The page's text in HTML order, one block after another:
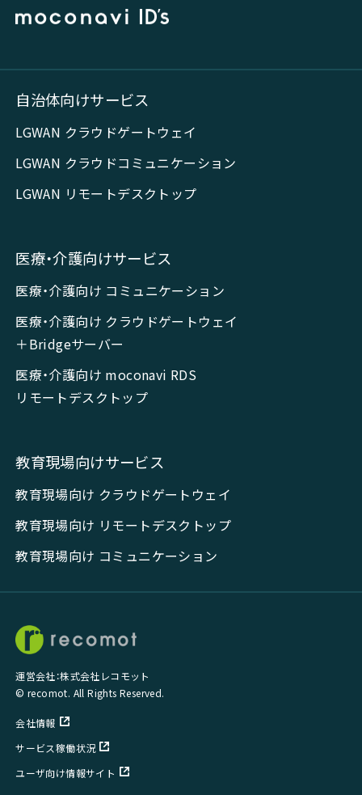
自治体向けサービス
LGWAN クラウドゲートウェイ
LGWAN クラウドコミュニケーション
LGWAN リモートデスクトップ
医療・介護向けサービス
医療・介護向け コミュニケーション
医療・介護向け クラウドゲートウェイ
＋Bridgeサーバー
医療・介護向け moconavi RDS
リモートデスクトップ
教育現場向けサービス
教育現場向け クラウドゲートウェイ
教育現場向け リモートデスクトップ
教育現場向け コミュニケーション
運営会社：株式会社レコモット
© recomot. All Rights Reserved.
会社情報
サービス稼働状況
ユーザ向け情報サイト